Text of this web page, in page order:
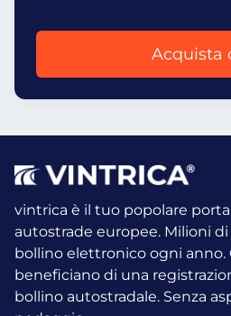
Acquista
vintrica è il tuo popolare
autostrade europee. Milioni
bollino elettronico ogni anno.
beneficiano di una
bollino autostradale. Senza